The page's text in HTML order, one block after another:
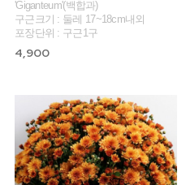
'Giganteum'(백합과)
구근크기 : 둘레 17~18cm내외
포장단위 : 구근1구
4,900